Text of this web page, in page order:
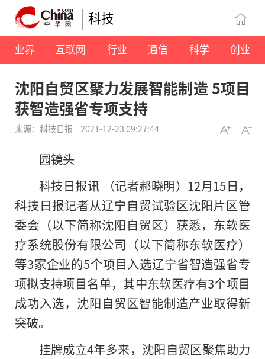
科技
业界 互联网 行业 通信 科学 创业
沈阳自贸区聚力发展智能制造 5项目
获智造强省专项支持
来源：科技日报 2021-12-23 09:27:44
园镜头
科技日报讯 （记者郝晓明）12月15日，
科技日报记者从辽宁自贸试验区沈阳片区管
委会（以下简称沈阳自贸区）获悉，东软医
疗系统股份有限公司（以下简称东软医疗）
等3家企业的5个项目入选辽宁省智造强省专
项拟支持项目名单，其中东软医疗有3个项目
成功入选，沈阳自贸区智能制造产业取得新
突破。
挂牌成立4年多来，沈阳自贸区聚焦助力